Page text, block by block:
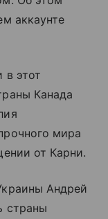
аккаунте
в этот
Канада
мира
от Карни.
Андрей
страны